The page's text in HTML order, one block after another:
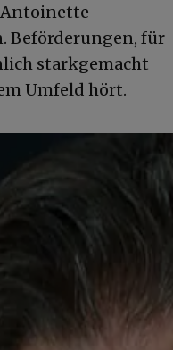
Beförderungen, für
starkgemacht
Umfeld hört.